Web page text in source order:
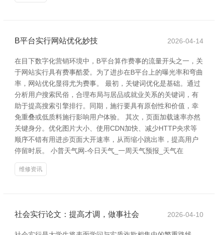
B平台实行网站优化妙技 2026-04-14
在目下数字化营销环境中，B平台算作费事的流量开头之一，关
于网站实行具有费事酷爱。为了进步在B平台上的曝光率和弯曲
率，网站优化显得尤为费事。 最初，关键词优化是基础。通过
分析用户搜索民俗，合理布局与居品或就业关系的关键词，有
助于提高搜索引擎排行。同期，施行要具有原创性和价值，幸
免重叠或低质料施行影响用户体验。 其次，页面加载速率亦然
关键身分。优化图片大小、使用CDN加快、减少HTTP央求等
顺序不错有用进步页面大开速率，从而缩小跳出率，提高用户
停留时辰。 小普天气网-今日天气_一周天气预报_天气在
维修资讯
社会实行论文：提高才调，做事社会 2026-04-10